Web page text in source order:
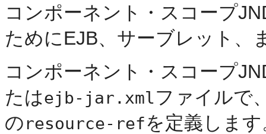
コンポーネント・スコープ
ためにEJB、サーブレット、
コンポーネント・スコープ
たはejb-jar.xmlファイルで
の resource-refを定義します